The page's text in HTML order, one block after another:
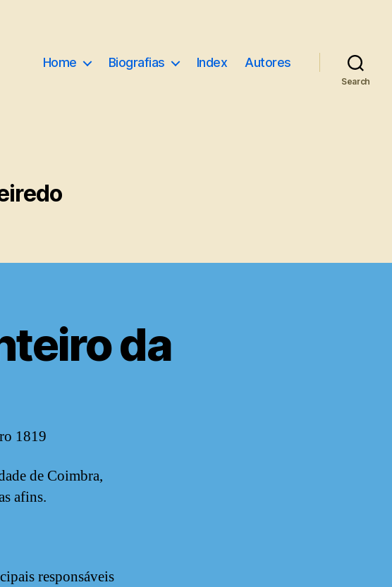
Home Biografias Index Autores
Search
da
1819
de Coimbra,
afins.
responsáveis